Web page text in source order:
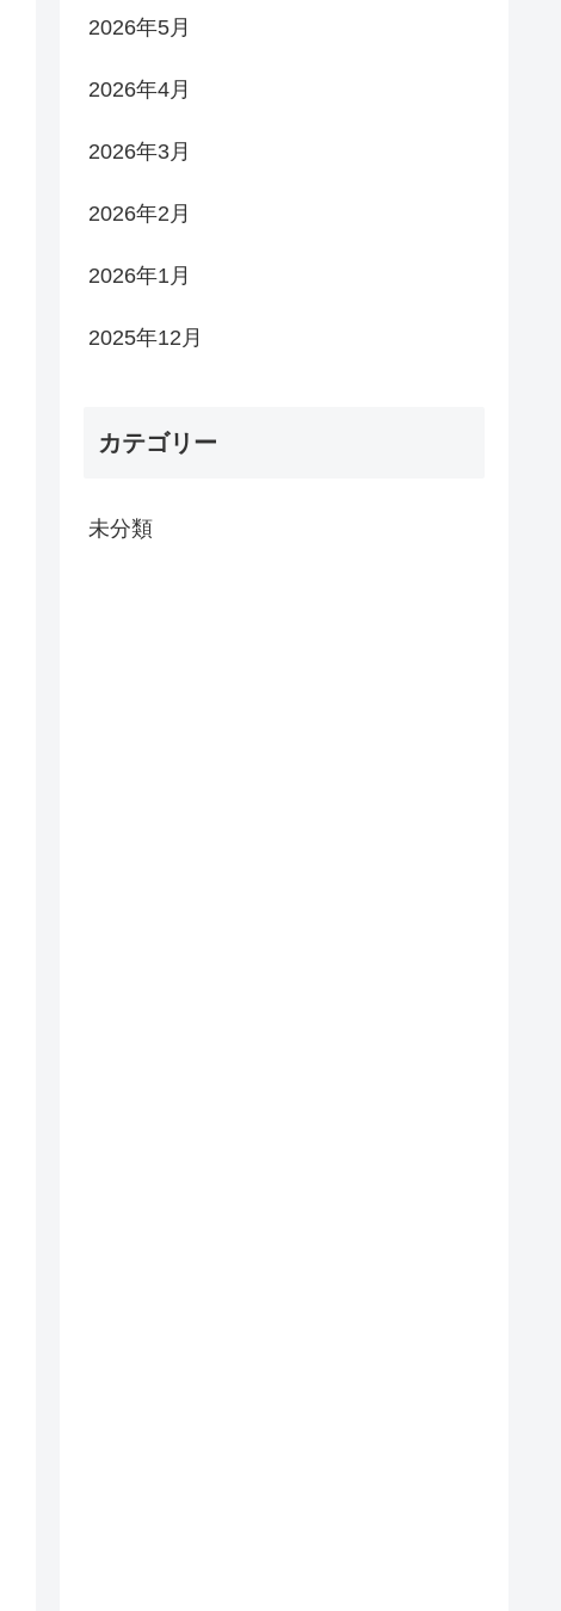
2026年5月
2026年4月
2026年3月
2026年2月
2026年1月
2025年12月
カテゴリー
未分類